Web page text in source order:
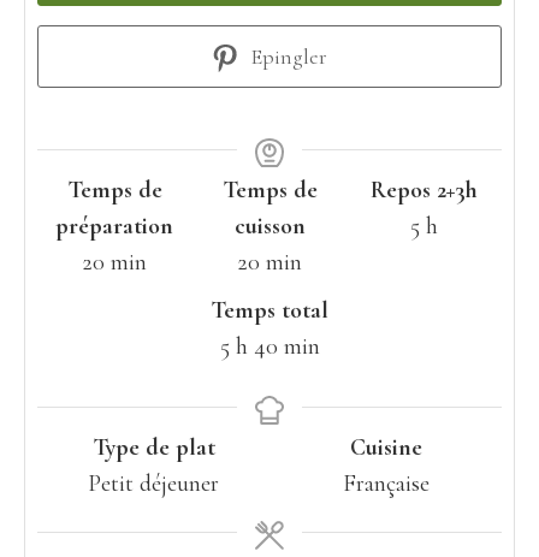
Epingler
Temps de
préparation
20 minutes
min
Temps de
cuisson
20 minutes
min
Repos 2+3h
5 heures
h
Temps total
5heures
h 40minutes
min
Type de plat
Petit déjeuner
Cuisine
Française